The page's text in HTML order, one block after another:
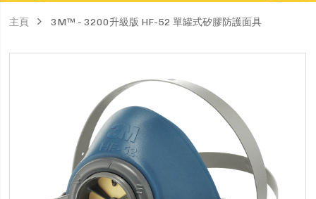
主頁 3M™ - 3200升級版 HF-52 單罐式矽膠防護面具